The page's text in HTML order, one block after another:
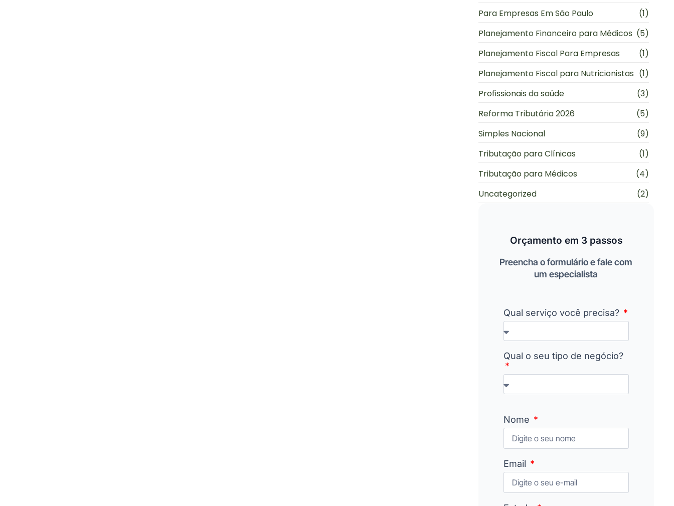
Para Empresas Em São Paulo
(1)
Planejamento Financeiro para Médicos (5)
Planejamento Fiscal Para Empresas
(1)
Planejamento Fiscal para Nutricionistas (1)
Profissionais da saúde
(3)
Reforma Tributária 2026
(5)
Simples Nacional
(9)
Tributação para Clínicas
(1)
Tributação para Médicos
(4)
Uncategorized
(2)
Orçamento em 3 passos
Preencha o formulário e fale com
um especialista
Qual serviço você precisa?
Qual o seu tipo de negócio?
Nome
Email